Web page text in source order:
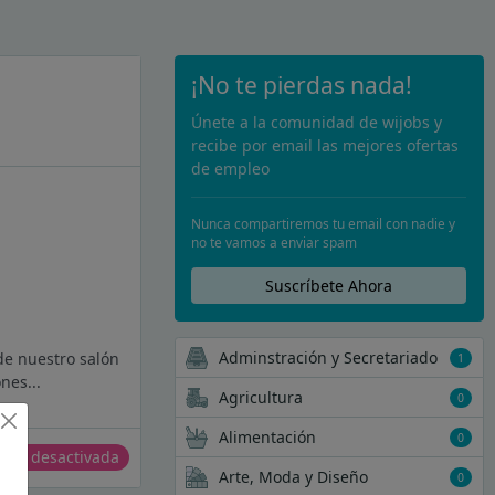
nuestro salón
desactivada
¡No te pierdas nada!
Únete a la comunidad de wijobs y
recibe por email las mejores ofertas
de empleo
Nunca compartiremos tu email con nadie y
no te vamos a enviar spam
Suscríbete Ahora
Adminstración y Secretariado 1
Agricultura 0
Alimentación 0
Arte, Moda y Diseño 0